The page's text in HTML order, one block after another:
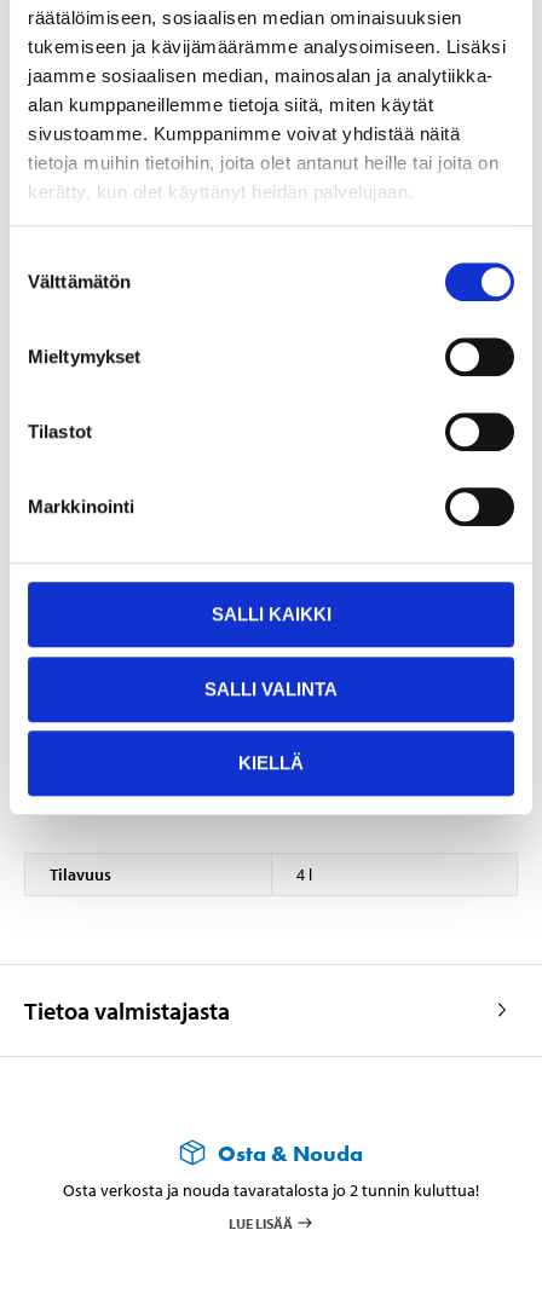
räätälöimiseen, sosiaalisen median ominaisuuksien
tukemiseen ja kävijämäärämme analysoimiseen. Lisäksi
jaamme sosiaalisen median, mainosalan ja analytiikka-
alan kumppaneillemme tietoja siitä, miten käytät
sivustoamme. Kumppanimme voivat yhdistää näitä
tietoja muihin tietoihin, joita olet antanut heille tai joita on
kerätty, kun olet käyttänyt heidän palvelujaan.
valinta
Välttämätön
Mieltymykset
Tilastot
Markkinointi
SALLI KAIKKI
SALLI VALINTA
KIELLÄ
voiteluaineen on täytettävä tehtaan
"Porsche C20" -vaatimukset.
Monet muut ajoneuvot, joissa vaaditaan
ACEA C5- ja SAE 0W-20 -luokan
voiteluainetta.
ACEA A1/B1, C5
Porsche C20
Tarkista aina, kuinka paljon moottoriöljyä moottorissa
Öljynvaihdon yhteydessä on vaihdettava myös
EUH208 Sisältää TRIS(BRANCHED-ALKYL) BORATE. Voi aiheuttaa
allergisen reaktion.
EUH210 Käyttöturvallisuustiedote toimitetaan pyynnöstä.
Tekniset tiedot
Tilavuus 4 l
Tietoa valmistajasta
Osta & Nouda
Osta verkosta ja nouda tavaratalosta jo 2 tunnin kuluttua!
LUE LISÄÄ